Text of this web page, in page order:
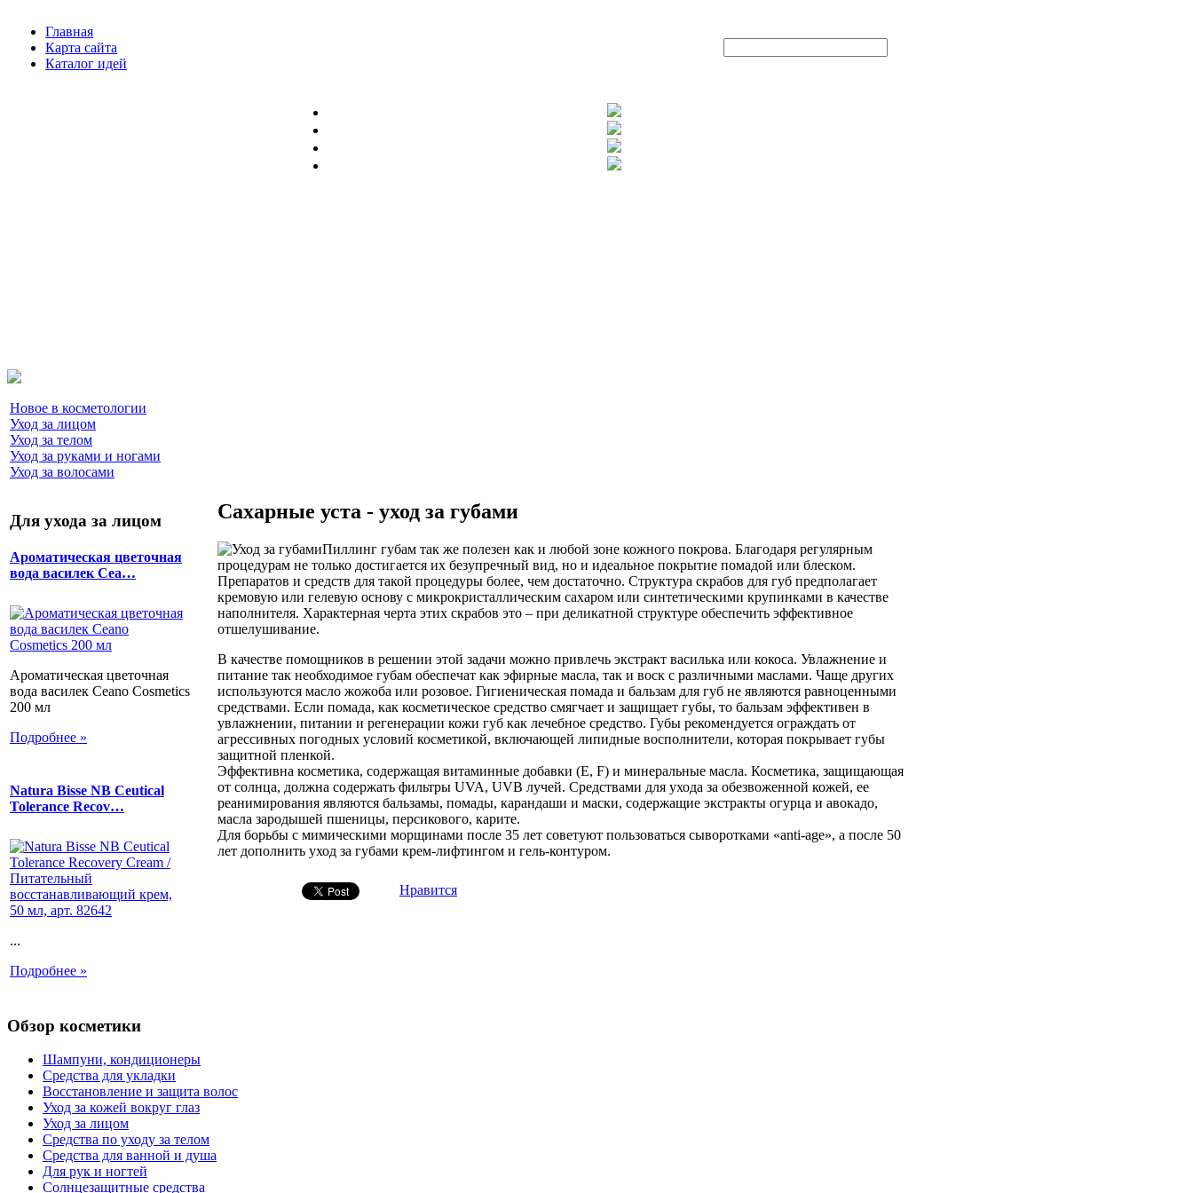
Главная
Карта сайта
Каталог идей
Новое в косметологии
Уход за лицом
Уход за телом
Уход за руками и ногами
Уход за волосами
Для ухода за лицом
Ароматическая цветочная
вода василек Cea…
Ароматическая цветочная
вода василек Ceano Cosmetics
200 мл
Подробнее »
Natura Bisse NB Ceutical
Tolerance Recov…
...
Подробнее »
Сахарные уста - уход за губами
Пиллинг губам так же полезен как и любой зоне кожного покрова. Благодаря регулярным
процедурам не только достигается их безупречный вид, но и идеальное покрытие помадой или блеском.
Препаратов и средств для такой процедуры более, чем достаточно. Структура скрабов для губ предполагает
кремовую или гелевую основу с микрокристаллическим сахаром или синтетическими крупинками в качестве
наполнителя. Характерная черта этих скрабов это – при деликатной структуре обеспечить эффективное
отшелушивание.
В качестве помощников в решении этой задачи можно привлечь экстракт василька или кокоса. Увлажнение и
питание так необходимое губам обеспечат как эфирные масла, так и воск с различными маслами. Чаще других
используются масло жожоба или розовое. Гигиеническая помада и бальзам для губ не являются равноценными
средствами. Если помада, как косметическое средство смягчает и защищает губы, то бальзам эффективен в
увлажнении, питании и регенерации кожи губ как лечебное средство. Губы рекомендуется ограждать от
агрессивных погодных условий косметикой, включающей липидные восполнители, которая покрывает губы
защитной пленкой.
Эффективна косметика, содержащая витаминные добавки (E, F) и минеральные масла. Косметика, защищающая
от солнца, должна содержать фильтры UVA, UVB лучей. Средствами для ухода за обезвоженной кожей, ее
реанимирования являются бальзамы, помады, карандаши и маски, содержащие экстракты огурца и авокадо,
масла зародышей пшеницы, персикового, карите.
Для борьбы с мимическими морщинами после 35 лет советуют пользоваться сыворотками «anti-age», а после 50
лет дополнить уход за губами крем-лифтингом и гель-контуром.
Нравится
Обзор косметики
Шампуни, кондиционеры
Средства для укладки
Восстановление и защита волос
Уход за кожей вокруг глаз
Уход за лицом
Средства по уходу за телом
Средства для ванной и душа
Для рук и ногтей
Солнцезащитные средства